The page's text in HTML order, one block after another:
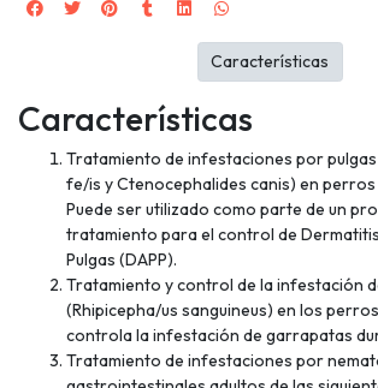
Características
Tratamiento de infestaciones por
fe/is y Ctenocephalides canis) en perros
Puede ser utilizado como parte de un
tratamiento para el control de
Pulgas (DAPP).
Tratamiento y control de la infestación
(Rhipicepha/us sanguineus) en los
controla la infestación de garrapatas
Tratamiento de infestaciones por
Características